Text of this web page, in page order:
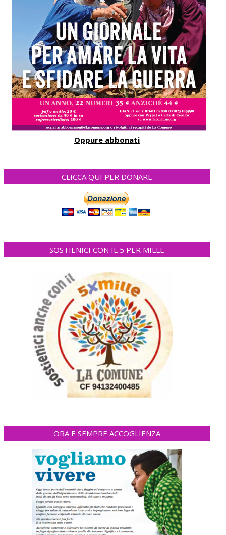
Oppure abbonati
CLICCA QUI PER DONARE
SOSTIENICI CON IL 5 PER MILLE
ORA E SEMPRE ACCOGLIENZA